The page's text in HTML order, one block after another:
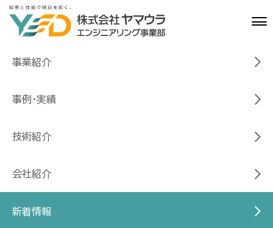
事業紹介
事例・実績
技術紹介
会社紹介
新着情報
HOME
第６７回 全国溶接技術競技会 出
第６７回 全国溶接技術競